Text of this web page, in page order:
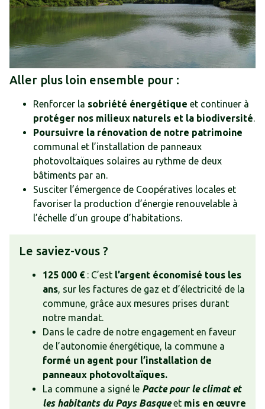
Aller plus loin ensemble pour :
Renforcer la sobriété énergétique et continuer à
protéger nos milieux naturels et la biodiversité.
Poursuivre la rénovation de notre patrimoine
communal et l’installation de panneaux
photovoltaïques solaires au rythme de deux
bâtiments par an.
Susciter l’émergence de Coopératives locales et
favoriser la production d’énergie renouvelable à
l’échelle d’un groupe d’habitations.
Le saviez-vous ?
125 000 €: C’est l’argent économisé tous les
ans, sur les factures de gaz et d’électricité de la
commune, grâce aux mesures prises durant
notre mandat.
Dans le cadre de notre engagement en faveur
de l’autonomie énergétique, la commune a
formé un agent pour l’installation de
panneaux photovoltaïques.
La commune a signé le Pacte pour le climat et
les habitants du Pays Basque et mis en œuvre